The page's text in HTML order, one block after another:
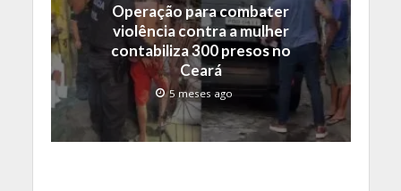
Operação para combater
violência contra a mulher
contabiliza 300 presos no
Ceará
5 meses ago